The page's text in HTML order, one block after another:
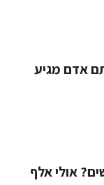
אדם מגיע
אולי אלף